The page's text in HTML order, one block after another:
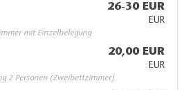
26-30 EUR
EUR
mit Einzelbelegung
20,00 EUR
EUR
2 Personen (Zweibettzimmer)